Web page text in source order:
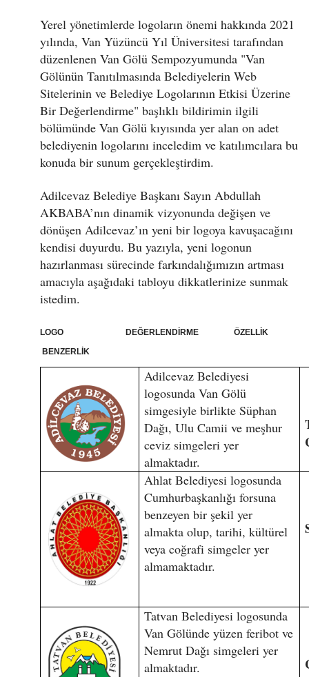
Yerel yönetimlerde logoların önemi hakkında 2021
yılında, Van Yüzüncü Yıl Üniversitesi tarafından
düzenlenen Van Gölü Sempozyumunda "Van
Gölünün Tanıtılmasında Belediyelerin Web
Sitelerinin ve Belediye Logolarının Etkisi Üzerine
Bir Değerlendirme" başlıklı bildirimin ilgili
bölümünde Van Gölü kıyısında yer alan on adet
belediyenin logolarını inceledim ve katılımcılara bu
konuda bir sunum gerçekleştirdim.
Adilcevaz Belediye Başkanı Sayın Abdullah
AKBABA’nın dinamik vizyonunda değişen ve
dönüşen Adilcevaz’ın yeni bir logoya kavuşacağını
kendisi duyurdu. Bu yazıyla, yeni logonun
hazırlanması sürecinde farkındalığımızın artması
amacıyla aşağıdaki tabloyu dikkatlerinize sunmak
istedim.
LOGO DEĞERLENDİRME ÖZELLİK
BENZERLİK
Adilcevaz Belediyesi
logosunda Van Gölü
simgesiyle birlikte Süphan
Dağı, Ulu Camii ve meşhur
ceviz simgeleri yer
almaktadır.
Ahlat Belediyesi logosunda
Cumhurbaşkanlığı forsuna
benzeyen bir şekil yer
almakta olup, tarihi, kültürel
veya coğrafi simgeler yer
almamaktadır.
Tatvan Belediyesi logosunda
Van Gölünde yüzen feribot ve
Nemrut Dağı simgeleri yer
almaktadır.